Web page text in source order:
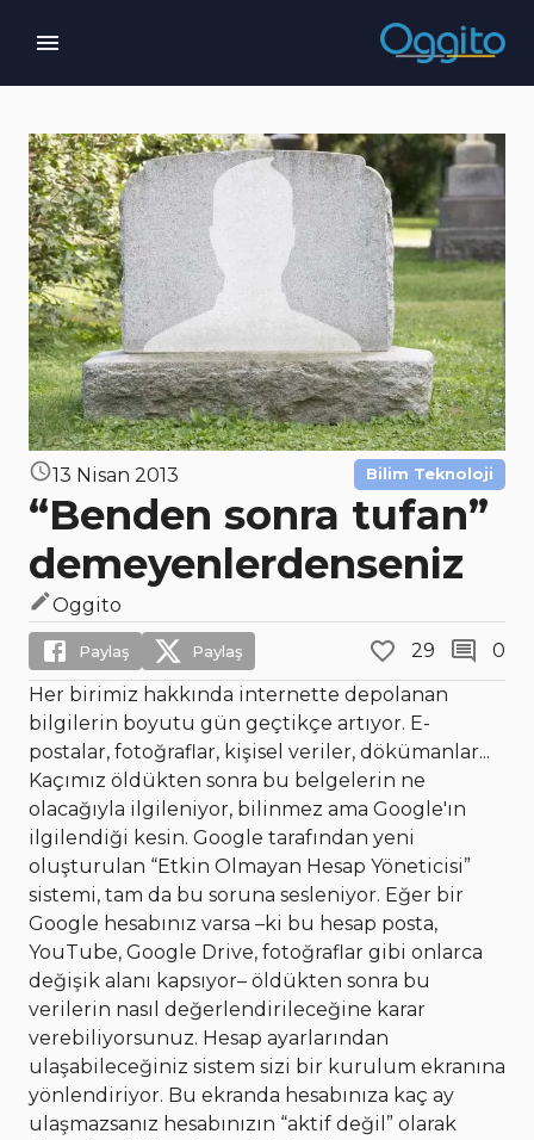
13 Nisan 2013 Bilim Teknoloji
“Benden sonra tufan”
demeyenlerdenseniz
Oggito
Paylaş Paylaş 29
0
Her birimiz hakkında internette depolanan
bilgilerin boyutu gün geçtikçe artıyor. E-
postalar, fotoğraflar, kişisel veriler, dökümanlar...
Kaçımız öldükten sonra bu belgelerin ne
olacağıyla ilgileniyor, bilinmez ama Google'ın
ilgilendiği kesin. Google tarafından yeni
oluşturulan “Etkin Olmayan Hesap Yöneticisi”
sistemi, tam da bu soruna sesleniyor. Eğer bir
Google hesabınız varsa –ki bu hesap posta,
YouTube, Google Drive, fotoğraflar gibi onlarca
değişik alanı kapsıyor– öldükten sonra bu
verilerin nasıl değerlendirileceğine karar
verebiliyorsunuz. Hesap ayarlarından
ulaşabileceğiniz sistem sizi bir kurulum ekranına
yönlendiriyor. Bu ekranda hesabınıza kaç ay
ulaşmazsanız hesabınızın “aktif değil” olarak